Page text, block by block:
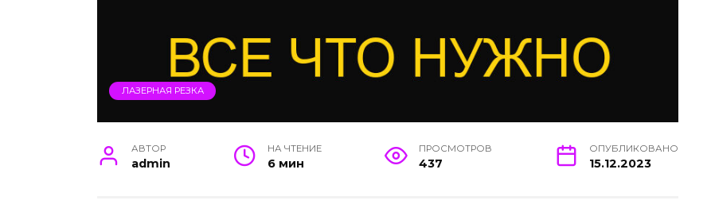
ЛАЗЕРНАЯ РЕЗКА
АВТОР
admin
НА ЧТЕНИЕ
6 мин
ПРОСМОТРОВ
437
ОПУБЛИКОВАНО
15.12.2023